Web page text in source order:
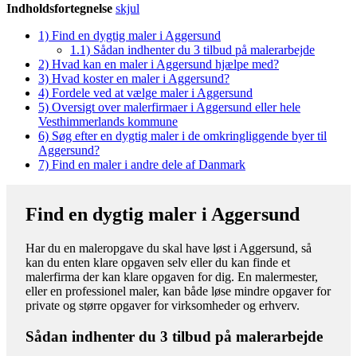
Indholdsfortegnelse skjul
1) Find en dygtig maler i Aggersund
1.1) Sådan indhenter du 3 tilbud på malerarbejde
2) Hvad kan en maler i Aggersund hjælpe med?
3) Hvad koster en maler i Aggersund?
4) Fordele ved at vælge maler i Aggersund
5) Oversigt over malerfirmaer i Aggersund eller hele
Vesthimmerlands kommune
6) Søg efter en dygtig maler i de omkringliggende byer til
Aggersund?
7) Find en maler i andre dele af Danmark
Find en dygtig maler i Aggersund
Har du en maleropgave du skal have løst i Aggersund, så
kan du enten klare opgaven selv eller du kan finde et
malerfirma der kan klare opgaven for dig. En malermester,
eller en professionel maler, kan både løse mindre opgaver for
private og større opgaver for virksomheder og erhverv.
Sådan indhenter du 3 tilbud på malerarbejde